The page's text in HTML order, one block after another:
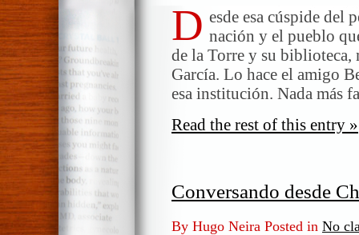
D esde esa cúspide del
nación y el pueblo
de la Torre y su biblioteca,
García. Lo hace el amigo
esa institución. Nada más
Read the rest of this entry »
Conversando desde
By Hugo Neira Posted in No